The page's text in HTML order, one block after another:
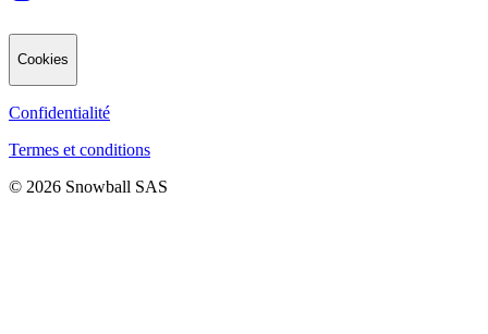
Cookies
Confidentialité
Termes et conditions
© 2026 Snowball SAS